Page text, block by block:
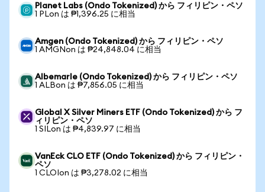
Planet Labs (Ondo Tokenized) から フィリピン・ペソ
1 PLon は ₱1,396.25 に相当
Amgen (Ondo Tokenized) から フィリピン・ペソ
1 AMGNon は ₱24,848.04 に相当
Albemarle (Ondo Tokenized) から フィリピン・ペソ
1 ALBon は ₱7,856.05 に相当
Global X Silver Miners ETF (Ondo Tokenized) から フ
ィリピン・ペソ
1 SILon は ₱4,839.97 に相当
VanEck CLO ETF (Ondo Tokenized) から フィリピン・
ペソ
1 CLOIon は ₱3,278.02 に相当